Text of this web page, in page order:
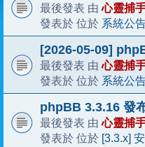
最後發表 由心靈捕
發表於 位於 系統公
[2026-05-09]
最後發表 由心靈捕
發表於 位於 系統公
phpBB 3.3.16 發
最後發表 由心靈捕
發表於 位於 [3.3.x]